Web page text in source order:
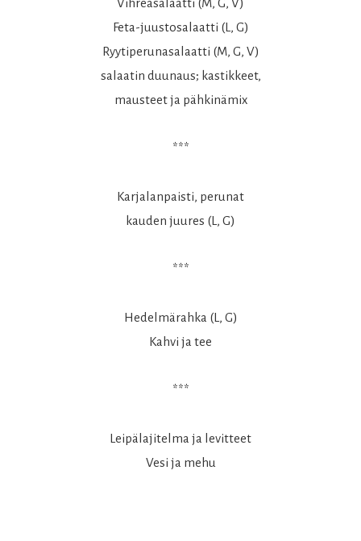
Vihreäsalaatti (M, G, V)
Feta-juustosalaatti (L, G)
Ryytiperunasalaatti (M, G, V)
salaatin duunaus; kastikkeet,
mausteet ja pähkinämix
***
Karjalanpaisti, perunat
kauden juures (L, G)
***
Hedelmärahka (L, G)
Kahvi ja tee
***
Leipälajitelma ja levitteet
Vesi ja mehu